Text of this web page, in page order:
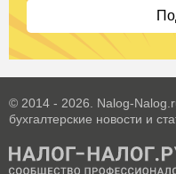
© 2014 - 2026. Nalog-
бухгалтерские новости и